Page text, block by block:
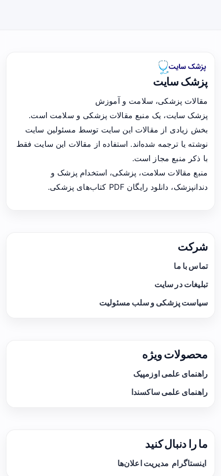
پزشک سایت
مقالات پزشکی، سلامت و آموزش
پزشک سایت، یک منبع مقالات پزشکی و سلامت است.
بخش زیادی از مقالات این سایت توسط مسئولین سایت
نوشته یا ترجمه شده‌اند. استفاده از مقالات این سایت فقط
با ذکر منبع مجاز است.
منبع مقالات سلامت، پزشکی، استخدام پزشک و
دندانپزشک، دانلود رایگان PDF کتاب‌های پزشکی.
شرکت
تماس با ما
تبلیغات در سایت
سیاست پزشکی و سلب مسئولیت
محصولات ویژه
راهنمای علمی اوزمپیک
راهنمای علمی ساکسندا
ما را دنبال کنید
اینستاگرام مدیریت اعلان‌ها